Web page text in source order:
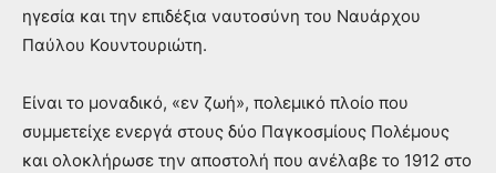
ηγεσία και την επιδέξια ναυτοσύνη του Ναυάρχου
Παύλου Κουντουριώτη.
Είναι το μοναδικό, «εν ζωή», πολεμικό πλοίο που
συμμετείχε ενεργά στους δύο Παγκοσμίους Πολέμους
και ολοκλήρωσε την αποστολή που ανέλαβε το 1912 στο